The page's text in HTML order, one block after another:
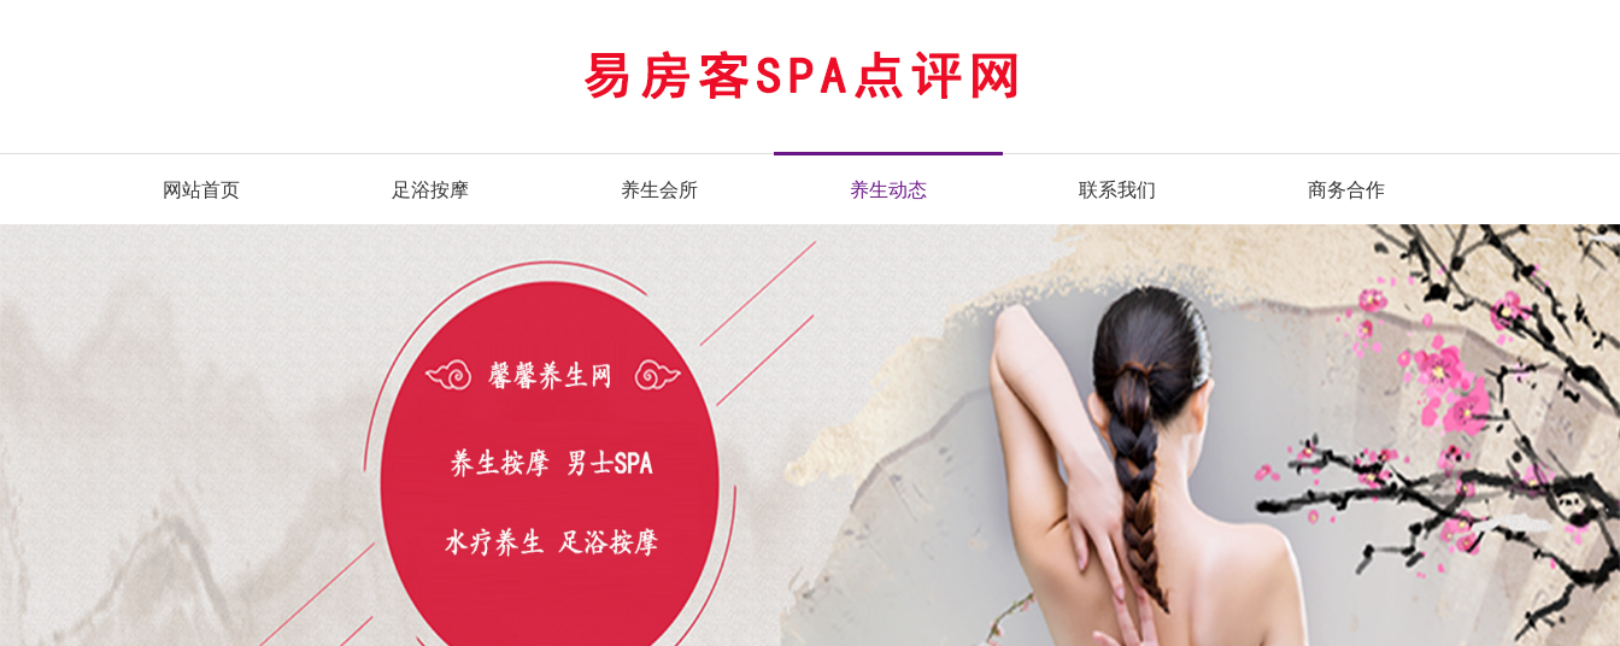
网站首页 足浴按摩 养生会所 养生动态 联系我们 商务合作